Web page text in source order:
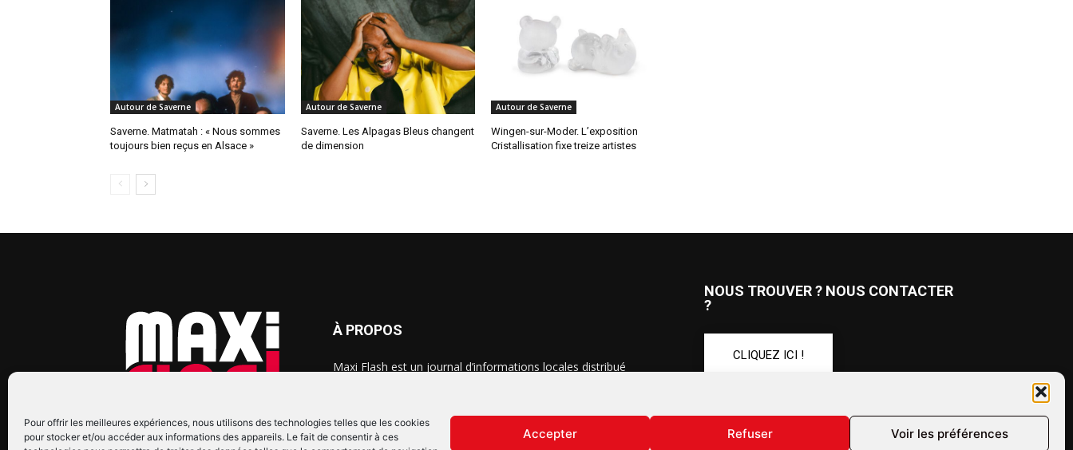
Pour offrir les meilleures expériences, nous utilisons des technologies telles que les cookies
pour stocker et/ou accéder aux informations des appareils. Le fait de consentir à ces
Accepter Refuser Voir les préférences
Autour de Saverne
Saverne. Matmatah : « Nous sommes
toujours bien reçus en Alsace »
Autour de Saverne
Saverne. Les Alpagas Bleus changent
de dimension
Autour de Saverne
Wingen-sur-Moder. L’exposition
Cristallisation fixe treize artistes
À PROPOS
Maxi Flash est un journal d’informations locales distribué
2022, et à Colmar, Vignoble et Plaine depuis 2023.
NOUS TROUVER ? NOUS CONTACTER
?
CLIQUEZ ICI !